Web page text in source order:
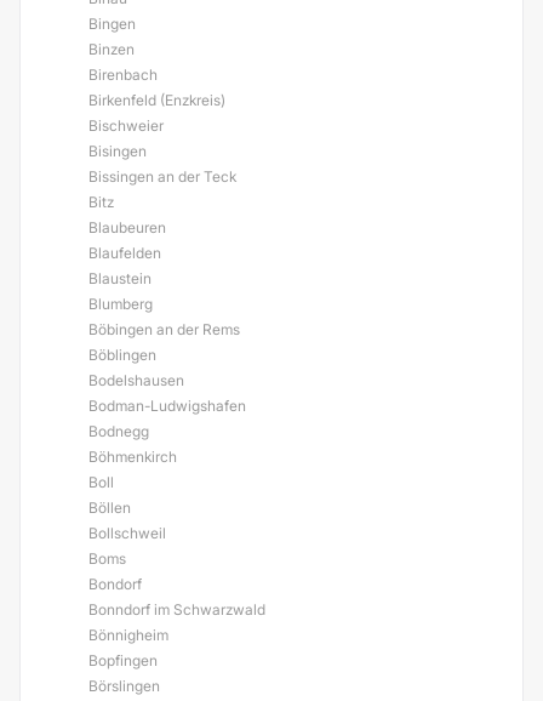
Bingen
Binzen
Birenbach
Birkenfeld (Enzkreis)
Bischweier
Bisingen
Bissingen an der Teck
Bitz
Blaubeuren
Blaufelden
Blaustein
Blumberg
Böbingen an der Rems
Böblingen
Bodelshausen
Bodman-Ludwigshafen
Bodnegg
Böhmenkirch
Boll
Böllen
Bollschweil
Boms
Bondorf
Bonndorf im Schwarzwald
Bönnigheim
Bopfingen
Börslingen